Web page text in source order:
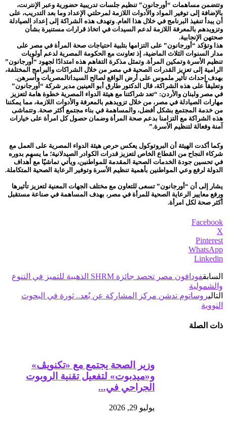
وتتضمن مساهمات “أورجانون” تنظيم جلسات تدريبية حضورية وعبر الإنترنت،
بالإضافة إلى توفير المواد والأدوات اللازمة لمرحلتي الإعداد وما بعد التدريب، على
أن يبدأ تنفيذ البرنامج في خلال هذا العام. وتهدف هذه الشراكة إلى إعداد الصيادلة
وتزويدهم بالمعرفة اللازمة لدعم السيدات في اتخاذ قرارات مستنيرة بشأن
صحتهن الإنجابية.
هذا وتؤكد “أورجانون” على التزامها بتلبية احتياجات صحة المرأة في مصر على
مدار السنوات الثلاث الماضية، إذ تعاونت مع الحكومة المصرية لدعم أولويات
تنظيم الأسرة وتمكين المرأة. وتمثل مذكرة التفاهم هذه امتدادًا لجهود “أورجانون”
الرامية إلى تعزيز القدرات الصحية في مصر من خلال الشراكات والبرامج المختلفة،
بهدف إحداث تأثير ملموس على أرض الواقع لصالح السيداتالمصريات وأسرهن.
وتعليقاً على هذه الشراكة، قال الدكتور طارق أبو العينين مدير شركة “أورجانون”
في مصر ولبنان والأردن: “تعد شراكتنا مع هيئة الدواء المصرية خطوة هامة لتعزيز
مهارات الصيادلة في مصر، من خلال تزويدهم بالمعرفة والأدوات اللازمة، مما يمكننا
من خدمة المجتمع بشكل أفضل، والمساهمة في بناء مجتمع أكثر صحة. وتتماشى
هذه الشراكة مع التزامنا بدعم صحة المرأة وضمان حصول كل امرأة على خيارات
آمنة وفعالة لتنظيم الأسرة.”
وكما أكدت الهيئة أن البروتوكول يعكس حرص هيئة الدواء المصرية على العمل مع
شركاء النجاح من القطاع الخاص لتعزيز قدرات الكوادر الصيدلانية؛ ما يسهم بدوره
في تحسين جودة الخدمات الصحية المقدمة للمواطنين، ويأتي تماشيًا مع أهداف
الدولة لرفع وعي المواطنين بأهمية تنظيم الأسرة وتوفير الرعاية الصحية المتكاملة.
يشار إلى أن “أورجانون” تسعى للتعاون مع مختلف الجهات المعنية لتعزيز تأثيرها
ورفع معايير الرعاية الصحية للمرأة في مصر، بهدف المساهمة في صناعة مستقبل
أكثر صحة لكل امرأة.
Facebook
X
Pinterest
WhatsApp
Linkedin
السابق
فودافون مصر تحصد جائزة SHRM الذهبية للتميز في التنوع
والشمولية
التاليروساتوم تدشن مركز المشاركة عن بُعد.. ثورة في البحوث
النووية
ذات الصلة
وزير الصحة يجتمع مع «تكنويڤ»
و«ميدبوت» لتفعيل تقنية الروبوت
الجراحي في...
يوليو 29, 2026